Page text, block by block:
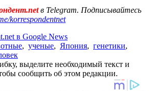
в Telegram. Подписывайтесь
korrespondentnet
в Google News
, ученые, Япония, генетики,
выделите необходимый текст и
сообщить об этом редакции.